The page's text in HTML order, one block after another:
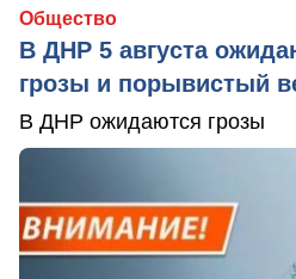
Общество
В ДНР 5 августа
грозы и порывистый
В ДНР ожидаются грозы